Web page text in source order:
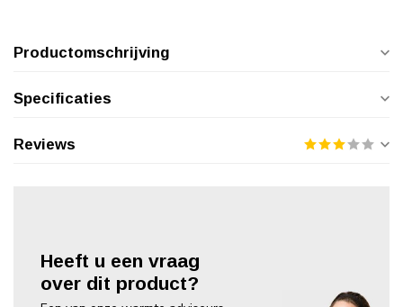
Productomschrijving
Specificaties
Reviews
Heeft u een vraag
over dit product?